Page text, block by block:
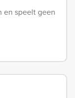
en speelt geen